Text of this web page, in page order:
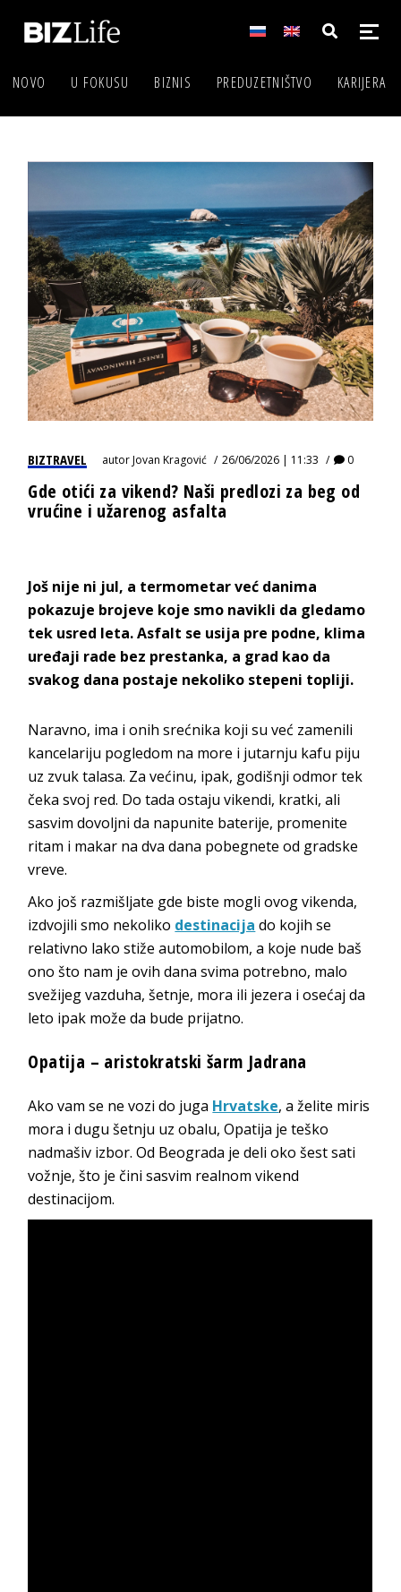
NOVO U FOKUSU BIZNIS PREDUZETNIŠTVO KARIJERA
BIZTRAVEL autorJovan Kragović 26/06/2026 | 11:33 0
Gde otići za vikend? Naši predlozi za beg od
vrućine i užarenog asfalta
Još nije ni jul, a termometar već danima
pokazuje brojeve koje smo navikli da gledamo
tek usred leta. Asfalt se usija pre podne, klima
uređaji rade bez prestanka, a grad kao da
svakog dana postaje nekoliko stepeni topliji.
Naravno, ima i onih srećnika koji su već zamenili
kancelariju pogledom na more i jutarnju kafu piju
uz zvuk talasa. Za većinu, ipak, godišnji odmor tek
čeka svoj red. Do tada ostaju vikendi, kratki, ali
sasvim dovoljni da napunite baterije, promenite
ritam i makar na dva dana pobegnete od gradske
vreve.
Ako još razmišljate gde biste mogli ovog vikenda,
izdvojili smo nekoliko destinacija do kojih se
relativno lako stiže automobilom, a koje nude baš
ono što nam je ovih dana svima potrebno, malo
svežijeg vazduha, šetnje, mora ili jezera i osećaj da
leto ipak može da bude prijatno.
Opatija – aristokratski šarm Jadrana
Ako vam se ne vozi do juga Hrvatske, a želite miris
mora i dugu šetnju uz obalu, Opatija je teško
nadmašiv izbor. Od Beograda je deli oko šest sati
vožnje, što je čini sasvim realnom vikend
destinacijom.